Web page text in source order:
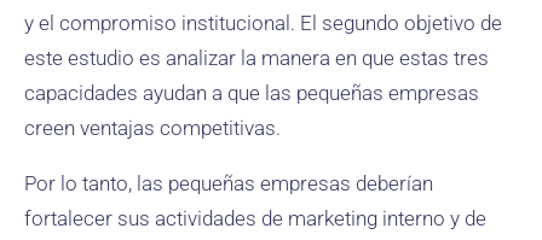
y el compromiso institucional. El segundo objetivo de
este estudio es analizar la manera en que estas tres
capacidades ayudan a que las pequeñas empresas
creen ventajas competitivas.
Por lo tanto, las pequeñas empresas deberían
fortalecer sus actividades de marketing interno y de